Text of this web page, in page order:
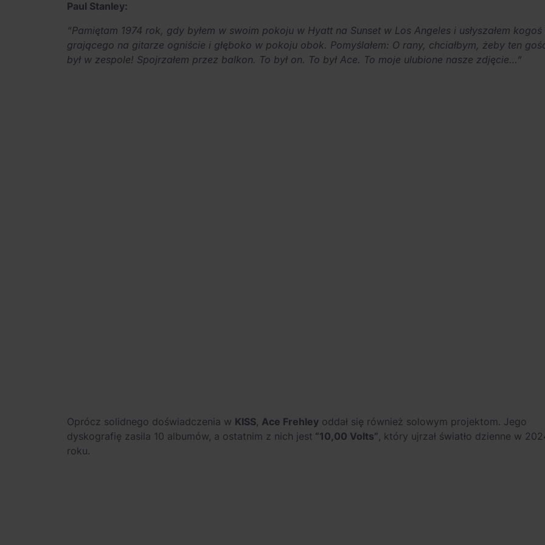
Paul Stanley:
“Pamiętam 1974 rok, gdy byłem w swoim pokoju w Hyatt na Sunset w Los Angeles i usłyszałem kogoś
grającego na gitarze ogniście i głęboko w pokoju obok. Pomyślałem: O rany, chciałbym, żeby ten
był w zespole! Spojrzałem przez balkon. To był on. To był Ace. To moje ulubione nasze zdjęcie…”
Oprócz solidnego doświadczenia w KISS Ace Frehley oddał się również solowym projektom. Jego
dyskografię zasila 10 albumów, a ostatnim z nich jest “10,00 Volts” , który ujrzał światło dzienne w
roku.